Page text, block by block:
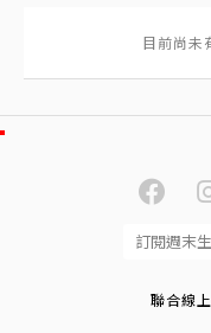
聯合線